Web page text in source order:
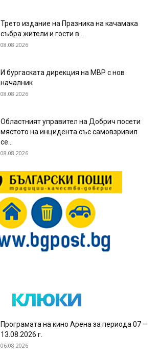
Трето издание на Празника на качамака
събра жители и гости в...
08.08.2026
И бургаската дирекция на МВР с нов
началник
08.08.2026
Областният управител на Добрич посети
мястото на инцидента със самовзривил
се...
08.08.2026
клюки
Програмата на кино Арена за периода 07 –
13.08.2026 г.
06.08.2026